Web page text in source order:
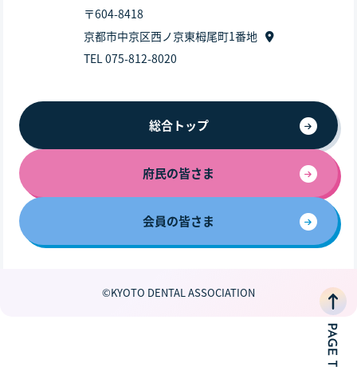
〒604-8418
京都市中京区西ノ京東栂尾町1番地
TEL 075-812-8020
総合トップ
府民の皆さま
会員の皆さま
©KYOTO DENTAL ASSOCIATION